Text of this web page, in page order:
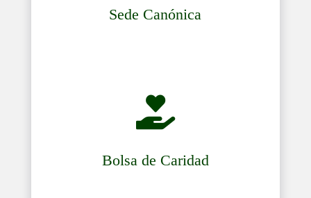
Sede Canónica

Bolsa de Caridad